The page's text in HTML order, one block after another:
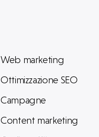
Web marketing
Ottimizzazione SEO
Campagne
Content marketing